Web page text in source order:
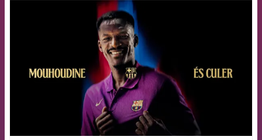
FCB Barcelona badge